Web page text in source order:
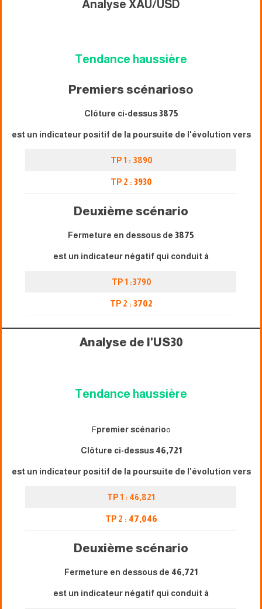
Analyse XAU/USD
Tendance haussière
Premiers scénarioso
Clôture ci-dessus3875
est un indicateur positif de la poursuite de l'évolution vers
TP 1 : 3890
TP 2 : 3930
Deuxième scénario
Fermeture en dessous de 3875
est un indicateur négatif qui conduit à
TP 1 :3790
TP 2 : 3702
Analyse de l'US30
Tendance haussière
Fpremier scénarioo
Clôture ci-dessus 46,721
est un indicateur positif de la poursuite de l'évolution vers
TP 1 : 46,821
TP 2 : 47,046
Deuxième scénario
Fermeture en dessous de 46,721
est un indicateur négatif qui conduit à